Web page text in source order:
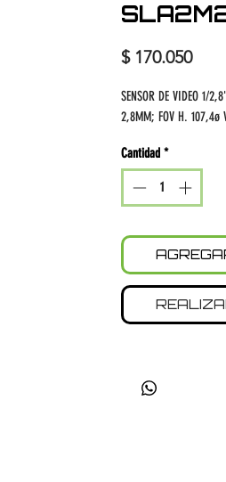
$ 170.050
SENSOR DE VIDEO 1/
2,8MM; FOV H. 107,4ø
Cantidad *